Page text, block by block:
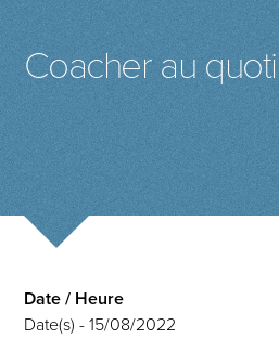
Coacher au
Date / Heure
Date(s) - 15/08/2022